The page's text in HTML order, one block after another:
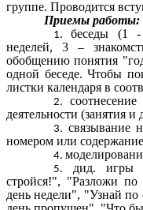
группе. Проводится
Приемы работы:
беседы (1 -
неделей, 3 –
обобщению понятия
одной беседе. Чтобы
листки календаря в
деятельности (занятия и
связывание
номером или
дид. игры
стройся!", "Разложи
день недели", "Узнай